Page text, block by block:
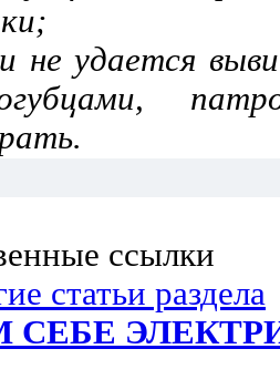
не удается
ссылки
статьи раздела
СЕБЕ